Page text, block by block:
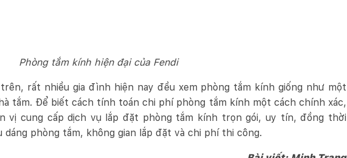
Phòng tắm kính hiện đại của Fendi
rất nhiều gia đình hiện nay đều xem phòng tắm kính giống như một
tắm. Để biết cách tính toán chi phí phòng tắm kính một cách chính xác,
vị cung cấp dịch vụ lắp đặt phòng tắm kính trọn gói, uy tín, đồng thời
phòng tắm, không gian lắp đặt và chi phí thi công.